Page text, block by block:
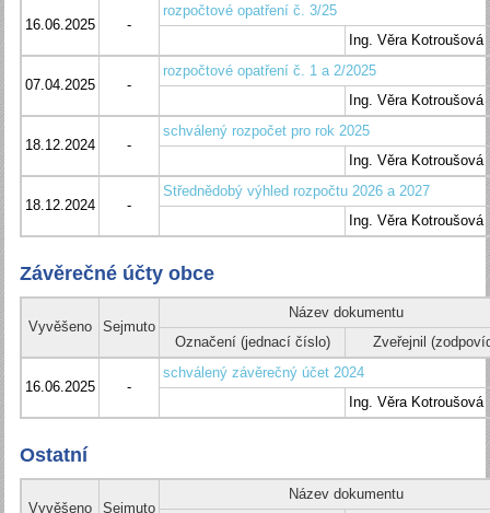
16.06.2025 -
rozpočtové opatření č. 3/25
Ing. Věra Kotroušová
07.04.2025 -
rozpočtové opatření č. 1 a 2/2025
Ing. Věra Kotroušová
18.12.2024 -
schválený rozpočet pro rok 2025
Ing. Věra Kotroušová
18.12.2024 -
Střednědobý výhled rozpočtu 2026 a 2027
Ing. Věra Kotroušová
Závěrečné účty obce
Vyvěšeno Sejmuto
Název dokumentu
Označení (jednací číslo)
Zveřejnil
16.06.2025 -
schválený závěrečný účet 2024
Ing. Věra Kotroušová
Ostatní
Vyvěšeno Sejmuto
Název dokumentu